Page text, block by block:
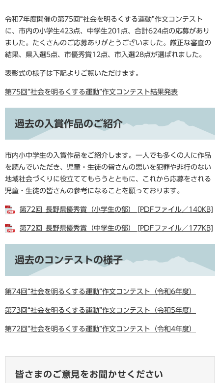
令和7年度開催の第75回“社会を明るくする運動”作文コンテスト
に、市内の小学生423点、中学生201点、合計624点の応募があり
ました。たくさんのご応募ありがとうございました。厳正な審査の
結果、県入選5点、市優秀賞12点、市入選28点が選ばれました。
表彰式の様子は下記よりご覧いただけます。
第75回“社会を明るくする運動”作文コンテスト結果発表
過去の入賞作品のご紹介
市内小中学生の入賞作品をご紹介します。一人でも多くの人に作品
を読んでいただき、児童・生徒の皆さんの思いを犯罪や非行のない
地域社会づくりに役立ててもらうとともに、これから応募をされる
児童・生徒の皆さんの参考になることを願っております。
第72回_長野県優秀賞（小学生の部） [PDFファイル／140KB]
第72回_長野県優秀賞（中学生の部） [PDFファイル／177KB]
過去のコンテストの様子
第74回“社会を明るくする運動”作文コンテスト（令和6年度）
第73回“社会を明るくする運動”作文コンテスト（令和5年度）
第72回“社会を明るくする運動”作文コンテスト（令和4年度）
皆さまのご意見をお聞かせください